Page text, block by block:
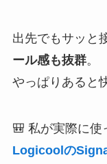
出先でもサッと
ール感も抜群。
やっぱりあると
🎒 私が実際に使
Logicoolの